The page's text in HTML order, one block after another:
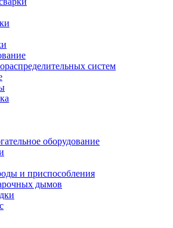
систем
оборудование
и приспособления
дымов